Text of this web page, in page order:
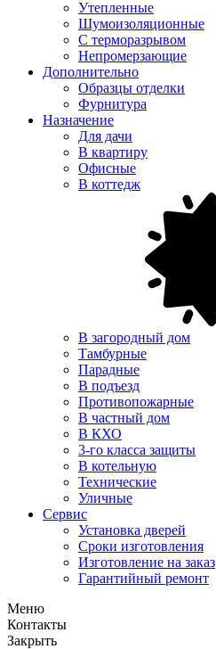
Утепленные
Шумоизоляционные
С терморазрывом
Непромерзающие
Дополнительно
Образцы отделки
Фурнитура
Назначение
Для дачи
В квартиру
Офисные
В коттедж
В загородный дом
Тамбурные
Парадные
В подъезд
Противопожарные
В частный дом
В КХО
3-го класса защиты
В котельную
Технические
Уличные
Сервис
Установка дверей
Сроки изготовления
Изготовление на заказ
Гарантийный ремонт
Меню
Контакты
Закрыть